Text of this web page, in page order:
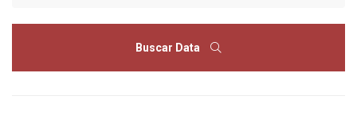
Buscar Data